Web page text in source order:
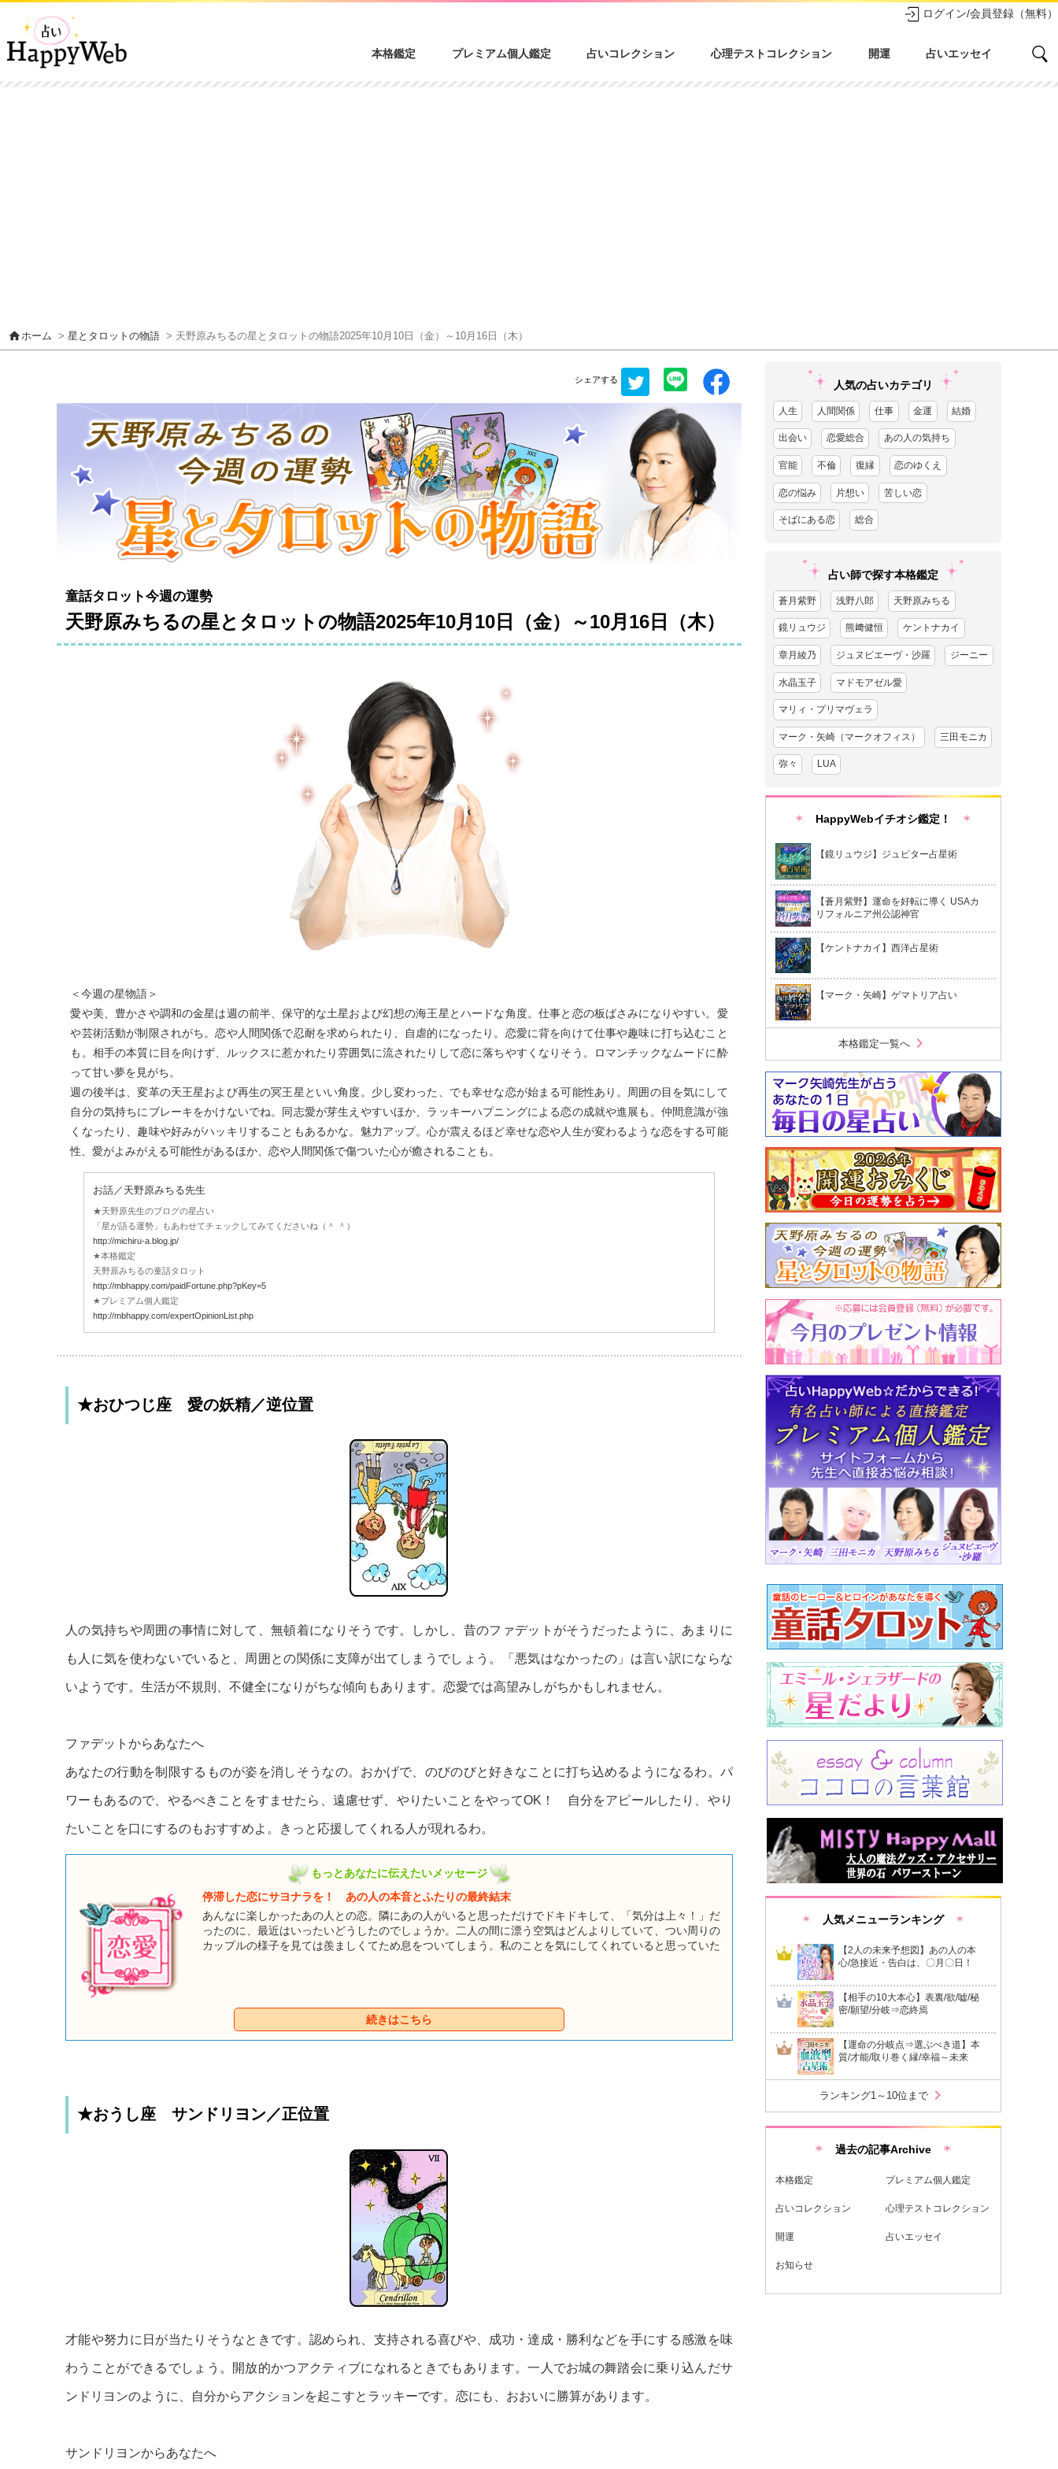
ログイン/会員登録（無料）
本格鑑定 プレミアム個人鑑定 占いコレクション 心理テストコレクション 開運 占いエッセイ
homeホーム > 星とタロットの物語 > 天野原みちるの星とタロットの物語2025年10月10日（金）～10月16日（木）
シェアする
童話タロット今週の運勢
天野原みちるの星とタロットの物語2025年10月10日（金）～10月16日（木）
＜今週の星物語＞
愛や美、豊かさや調和の金星は週の前半、保守的な土星および幻想の海王星とハードな角度。仕事と恋の板ばさみになりやすい。愛
や芸術活動が制限されがち。恋や人間関係で忍耐を求められたり、自虐的になったり。恋愛に背を向けて仕事や趣味に打ち込むこと
も。相手の本質に目を向けず、ルックスに惹かれたり雰囲気に流されたりして恋に落ちやすくなりそう。ロマンチックなムードに酔
って甘い夢を見がち。
週の後半は、変革の天王星および再生の冥王星といい角度。少し変わった、でも幸せな恋が始まる可能性あり。周囲の目を気にして
自分の気持ちにブレーキをかけないでね。同志愛が芽生えやすいほか、ラッキーハプニングによる恋の成就や進展も。仲間意識が強
くなったり、趣味や好みがハッキリすることもあるかな。魅力アップ。心が震えるほど幸せな恋や人生が変わるような恋をする可能
性、愛がよみがえる可能性があるほか、恋や人間関係で傷ついた心が癒されることも。
お話／天野原みちる先生
★天野原先生のブログの星占い
「星が語る運勢」もあわせてチェックしてみてくださいね（＾ ＾）
http://michiru-a.blog.jp/
★本格鑑定
天野原みちるの童話タロット
http://mbhappy.com/paidFortune.php?pKey=5
★プレミアム個人鑑定
http://mbhappy.com/expertOpinionList.php
★おひつじ座 愛の妖精／逆位置
人の気持ちや周囲の事情に対して、無頓着になりそうです。しかし、昔のファデットがそうだったように、あまりに
も人に気を使わないでいると、周囲との関係に支障が出てしまうでしょう。「悪気はなかったの」は言い訳にならな
いようです。生活が不規則、不健全になりがちな傾向もあります。恋愛では高望みしがちかもしれません。
ファデットからあなたへ
あなたの行動を制限するものが姿を消しそうなの。おかげで、のびのびと好きなことに打ち込めるようになるわ。パ
ワーもあるので、やるべきことをすませたら、遠慮せず、やりたいことをやってOK！ 自分をアピールしたり、やり
たいことを口にするのもおすすめよ。きっと応援してくれる人が現れるわ。
もっとあなたに伝えたいメッセージ
停滞した恋にサヨナラを！ あの人の本音とふたりの最終結末
あんなに楽しかったあの人との恋。隣にあの人がいると思っただけでドキドキして、「気分は上々！」だ
ったのに、最近はいったいどうしたのでしょうか。二人の間に漂う空気はどんよりしていて、つい周りの
カップルの様子を見ては羨ましくてため息をついてしまう。私のことを気にしてくれていると思っていた
続きはこちら
★おうし座 サンドリヨン／正位置
才能や努力に日が当たりそうなときです。認められ、支持される喜びや、成功・達成・勝利などを手にする感激を味
わうことができるでしょう。開放的かつアクティブになれるときでもあります。一人でお城の舞踏会に乗り込んだサ
ンドリヨンのように、自分からアクションを起こすとラッキーです。恋にも、おおいに勝算があります。
サンドリヨンからあなたへ
人気の占いカテゴリ
人生 人間関係 仕事 金運 結婚
出会い 恋愛総合 あの人の気持ち
官能 不倫 復縁 恋のゆくえ
恋の悩み 片想い 苦しい恋
そばにある恋 総合
占い師で探す本格鑑定
蒼月紫野 浅野八郎 天野原みちる
鏡リュウジ 熊﨑健恒 ケントナカイ
章月綾乃 ジュヌビエーヴ・沙羅 ジーニー
水晶玉子 マドモアゼル愛
マリィ・プリマヴェラ
マーク・矢崎（マークオフィス） 三田モニカ
弥々 LUA
HappyWebイチオシ鑑定！
【鏡リュウジ】ジュピター占星術
【蒼月紫野】運命を好転に導く USAカ
リフォルニア州公認神官
【ケントナカイ】西洋占星術
【マーク・矢崎】ゲマトリア占い
本格鑑定一覧へchevron_right
人気メニューランキング
【2人の未来予想図】あの人の本
心/急接近・告白は、〇月〇日！
【相手の10大本心】表裏/欲/嘘/秘
密/願望/分岐⇒恋終焉
【運命の分岐点⇒選ぶべき道】本
質/才能/取り巻く縁/幸福～未来
ランキング1～10位まで chevron_right
過去の記事Archive
本格鑑定 プレミアム個人鑑定
占いコレクション 心理テストコレクション
開運 占いエッセイ
お知らせ